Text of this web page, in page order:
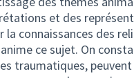
et des
connaissances des
ce sujet. On
traumatiques,